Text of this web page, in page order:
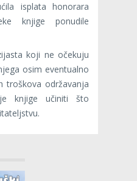
isplata honorara
knjige ponudile
koji ne očekuju
osim eventualno
troškova održavanja
knjige učiniti što